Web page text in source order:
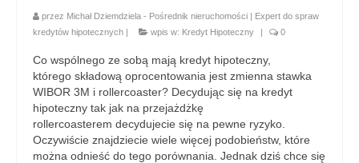
przez Michał Dziemdziela - Pośrednik nieruchomości | Expert do spraw
kredytów hipotecznych | wpis w: Kredyt Hipoteczny | 0
Co wspólnego ze sobą mają kredyt hipoteczny,
którego składową oprocentowania jest zmienna stawka
WIBOR 3M i rollercoaster? Decydując się na kredyt
hipoteczny tak jak na przejażdżkę
rollercoasterem decydujecie się na pewne ryzyko.
Oczywiście znajdziecie wiele więcej podobieństw, które
można odnieść do tego porównania. Jednak dziś chce się